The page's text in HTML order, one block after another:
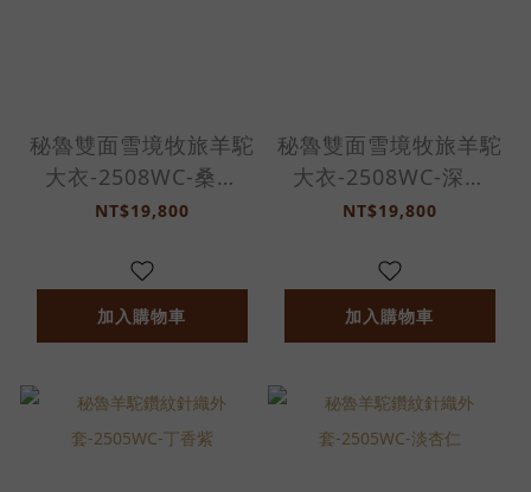
秘魯雙面雪境牧旅羊駝
大衣-2508WC-桑椹
紫/巴黎灰
NT$19,800
加入購物車
秘魯雙面雪境牧旅羊駝
大衣-2508WC-深丈
青/橡樹棕
NT$19,800
加入購物車